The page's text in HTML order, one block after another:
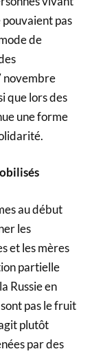
pouvaient pas
de
novembre
que lors des
une forme
au début
les
et les mères
partielle
Russie en
pas le fruit
plutôt
par des